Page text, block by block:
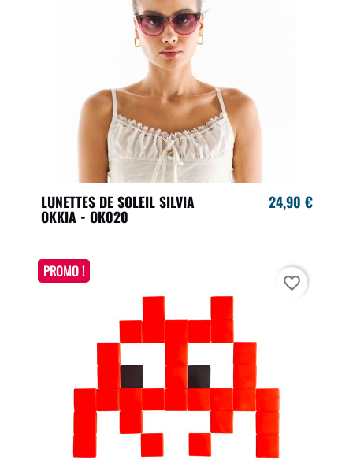
LUNETTES DE SOLEIL SILVIA
OKKIA - OK020
24,90 €
PROMO !
favorite_border